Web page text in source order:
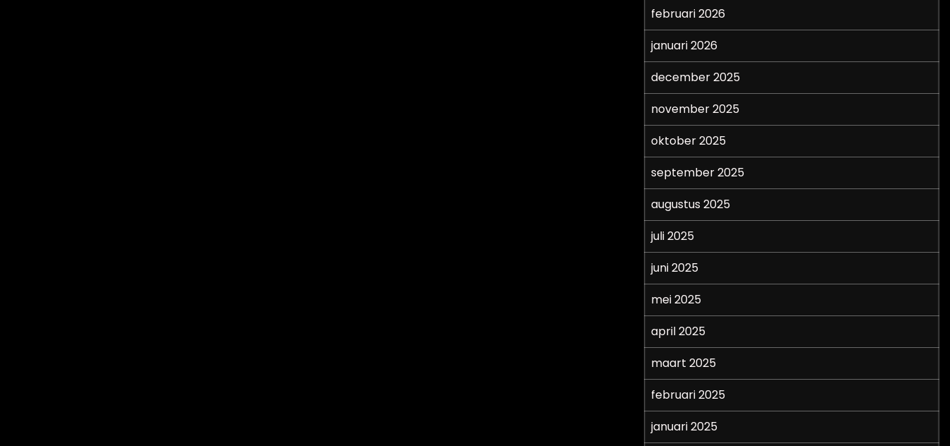
februari 2026
januari 2026
december 2025
november 2025
oktober 2025
september 2025
augustus 2025
juli 2025
juni 2025
mei 2025
april 2025
maart 2025
februari 2025
januari 2025